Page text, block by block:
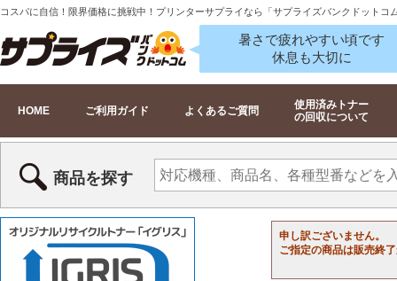
コスパに自信！限界価格に挑戦中！プリンターサプライなら「サプライズバンクドットコ
暑さで疲れやすい頃です
休息も大切に
HOME ご利用ガイド よくあるご質問
使用済みトナー
の回収について
商品を探す
申し訳ございません。
ご指定の商品は販売終